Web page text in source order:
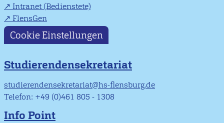
Intranet (Bedienstete)
FlensGen
Cookie Einstellungen
Studierendensekretariat
studierendensekretariat@hs-flensburg.de
Telefon: +49 (0)461 805 - 1308
Info Point